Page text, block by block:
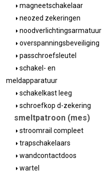
magneetschakelaar
neozed zekeringen
noodverlichtingsarmatuur
overspanningsbeveiliging
passchroefsleutel
schakel- en
meldapparatuur
schakelkast leeg
schroefkop d-zekering
smeltpatroon (mes)
stroomrail compleet
trapschakelaars
wandcontactdoos
wartel